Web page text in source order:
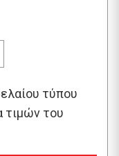
τύπου
τιμών του